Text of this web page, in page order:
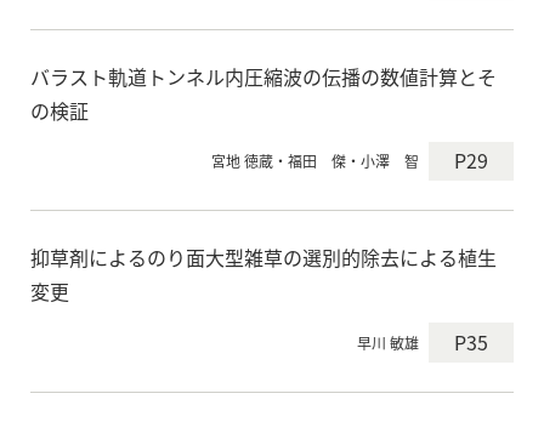
バラスト軌道トンネル内圧縮波の伝播の数値計算とそ
の検証
宮地 徳蔵・福田 傑・小澤 智 P29
抑草剤によるのり面大型雑草の選別的除去による植生
変更
早川 敏雄 P35